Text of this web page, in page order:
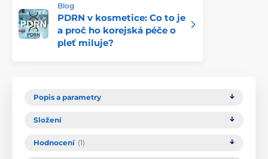
Blog
PDRN v kosmetice: Co to je
a proč ho korejská péče o
pleť miluje?
Popis a parametry
Složení
Hodnocení (1)